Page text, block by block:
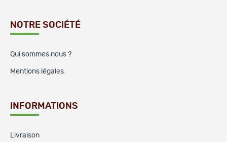
NOTRE SOCIÉTÉ
Qui sommes nous ?
Mentions légales
INFORMATIONS
Livraison